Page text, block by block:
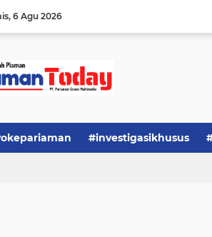
6 Agu 2026
#investigasikhusus